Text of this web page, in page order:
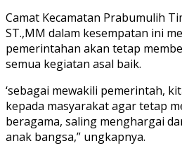
Camat Kecamatan Prabumulih
ST.,MM dalam kesempatan ini
pemerintahan akan tetap
semua kegiatan asal baik.
‘sebagai mewakili pemerintah,
kepada masyarakat agar tetap
beragama, saling menghargai
anak bangsa,” ungkapnya.